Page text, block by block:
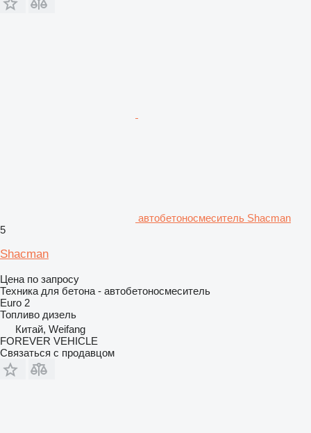
автобетоносмеситель Shacman
5
Shacman
Цена по запросу
Техника для бетона - автобетоносмеситель
Euro 2
Топливо дизель
Китай, Weifang
FOREVER VEHICLE
Связаться с продавцом